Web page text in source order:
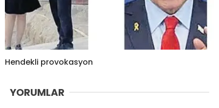
Hendekli provokasyon
YORUMLAR